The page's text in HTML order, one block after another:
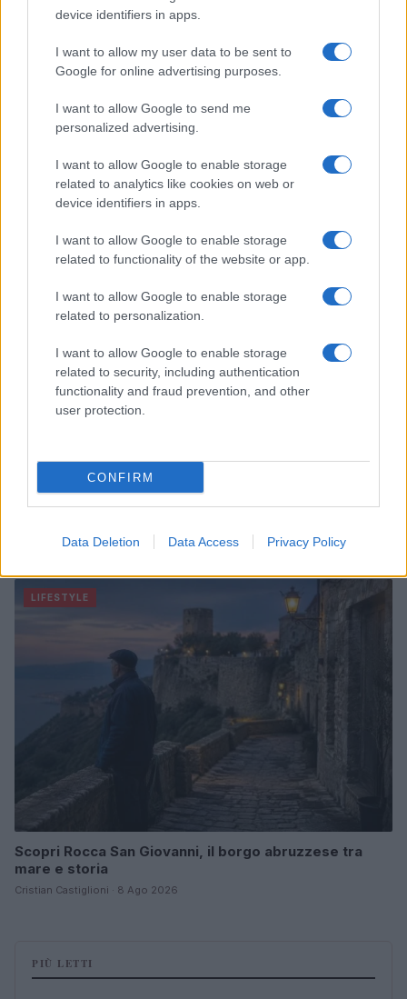
device identifiers in apps.
I want to allow my user data to be sent to
Google for online advertising purposes.
I want to allow Google to send me
personalized advertising.
I want to allow Google to enable storage
related to analytics like cookies on web or
device identifiers in apps.
I want to allow Google to enable storage
related to functionality of the website or app.
I want to allow Google to enable storage
related to personalization.
I want to allow Google to enable storage
related to security, including authentication
functionality and fraud prevention, and other
user protection.
CONFIRM
Data Deletion Data Access Privacy Policy
Sri Lanka: itinerari tra spiritualità, architettura e
spiagge paradisiache
LIFESTYLE
rivoluzionando la moda
LIFESTYLE
Scopri Rocca San Giovanni, il borgo abruzzese tra
mare e storia
Cristian Castiglioni · 8 Ago 2026
PIÙ LETTI